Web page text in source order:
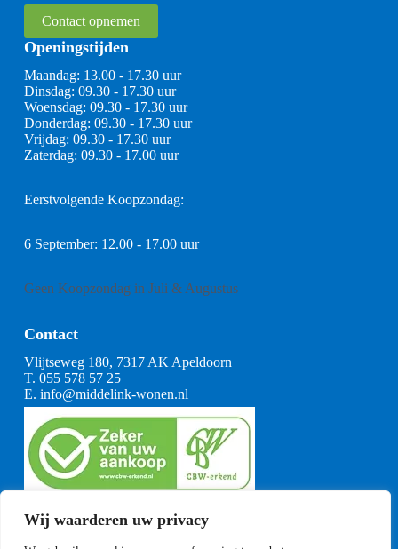
Wij waarderen uw privacy
Contact opnemen
Openingstijden
Maandag: 13.00 - 17.30 uur
Dinsdag: 09.30 - 17.30 uur
Woensdag: 09.30 - 17.30 uur
Donderdag: 09.30 - 17.30 uur
Vrijdag: 09.30 - 17.30 uur
Zaterdag: 09.30 - 17.00 uur
Eerstvolgende Koopzondag:
6 September: 12.00 - 17.00 uur
Geen Koopzondag in Juli & Augustus
Contact
Vlijtseweg 180, 7317 AK Apeldoorn
T. 055 578 57 25
E. info@middelink-wonen.nl
KvK: 08164360
BTW: NL001377739B29